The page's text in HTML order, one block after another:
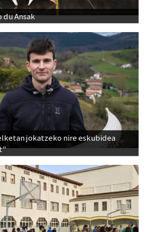
jokatzeko nire eskubidea